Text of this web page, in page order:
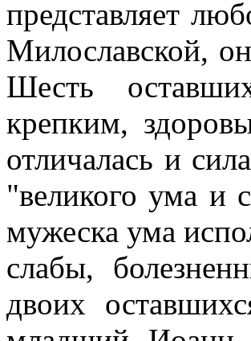
представляет
Милославской,
Шесть
крепким,
отличалась и
"великого ума и
мужеска ума
слабы,
двоих